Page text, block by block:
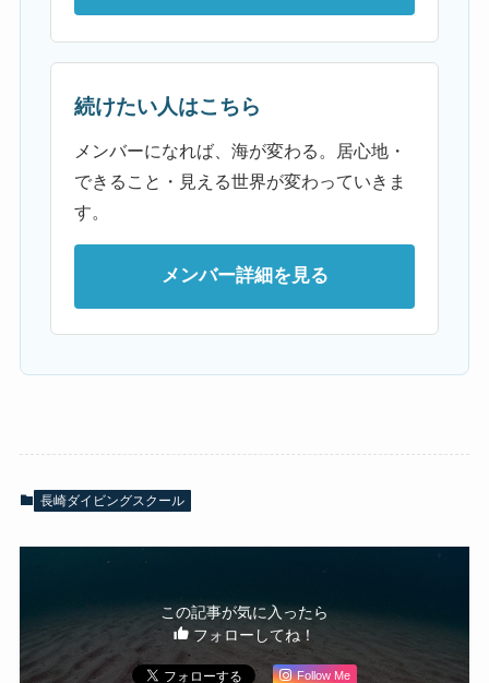
続けたい人はこちら
メンバーになれば、海が変わる。居心地・
できること・見える世界が変わっていきま
す。
メンバー詳細を見る
長崎ダイビングスクール
この記事が気に入ったら
フォローしてね！
Follow Me